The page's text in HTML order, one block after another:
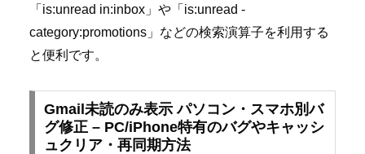
「is:unread in:inbox」や「is:unread -
category:promotions」などの検索演算子を利用する
と便利です。
Gmail未読のみ表示 パソコン・スマホ別バ
グ修正 – PC/iPhone特有のバグやキャッシ
ュクリア・再同期方法